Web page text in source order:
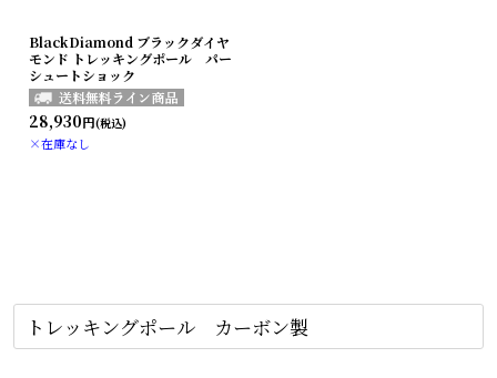
BlackDiamond ブラックダイヤ
モンド トレッキングポール パー
シュートショック
28,930円(税込)
×在庫なし
トレッキングポール カーボン製